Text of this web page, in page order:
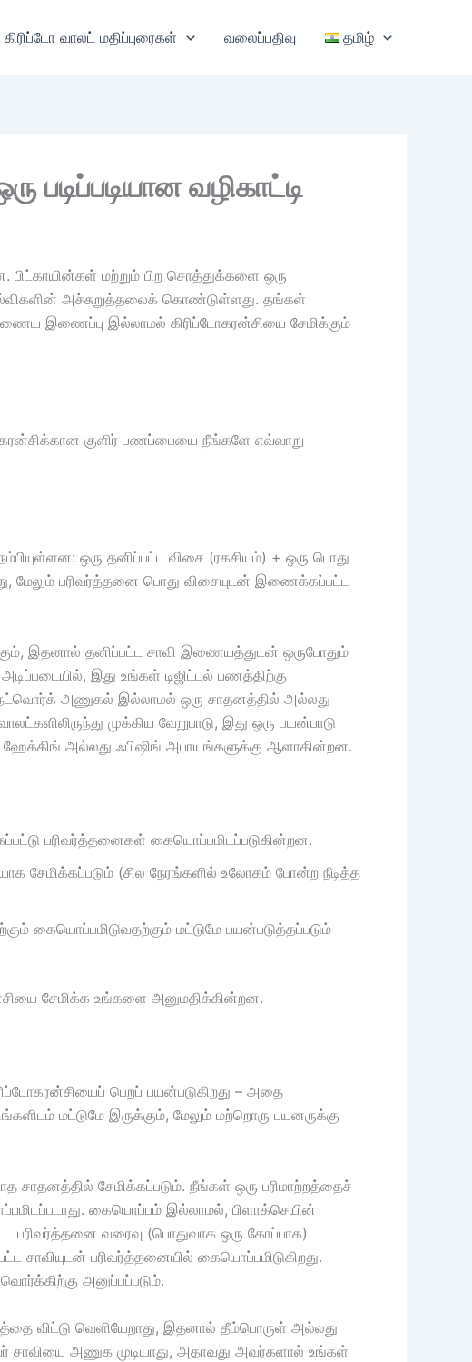
கிரிப்டோ வாலட் மதிப்புரைகள் வலைப்பதிவு தமிழ்
படிப்படியான வழிகாட்டி
பிட்காயின்கள் மற்றும் பிற சொத்துக்களை ஒரு
அச்சுறுத்தலைக் கொண்டுள்ளது. தங்கள்
இணைப்பு இல்லாமல் கிரிப்டோகரன்சியை சேமிக்கும்
குளிர் பணப்பையை நீங்களே எவ்வாறு
ஒரு தனிப்பட்ட விசை (ரகசியம்) + ஒரு பொது
மேலும் பரிவர்த்தனை பொது விசையுடன் இணைக்கப்பட்ட
இதனால் தனிப்பட்ட சாவி இணையத்துடன் ஒருபோதும்
இது உங்கள் டிஜிட்டல் பணத்திற்கு
நெட்வொர்க் அணுகல் இல்லாமல் ஒரு சாதனத்தில் அல்லது
முக்கிய வேறுபாடு, இது ஒரு பயன்பாடு
அல்லது ஃபிஷிங் அபாயங்களுக்கு ஆளாகின்றன.
பரிவர்த்தனைகள் கையொப்பமிடப்படுகின்றன.
சேமிக்கப்படும் (சில நேரங்களில் உலோகம் போன்ற நீடித்த
கையொப்பமிடுவதற்கும் மட்டுமே பயன்படுத்தப்படும்
சேமிக்க உங்களை அனுமதிக்கின்றன.
பெறப் பயன்படுகிறது – அதை
மட்டுமே இருக்கும், மேலும் மற்றொரு பயனருக்கு
சேமிக்கப்படும். நீங்கள் ஒரு பரிமாற்றத்தைச்
கையொப்பம் இல்லாமல், பிளாக்செயின்
பரிவர்த்தனை வரைவு (பொதுவாக ஒரு கோப்பாக)
பரிவர்த்தனையில் கையொப்பமிடுகிறது.
அனுப்பப்படும்.
விட்டு வெளியேறாது, இதனால் தீம்பொருள் அல்லது
சாவியை அணுக முடியாது, அதாவது அவர்களால் உங்கள்